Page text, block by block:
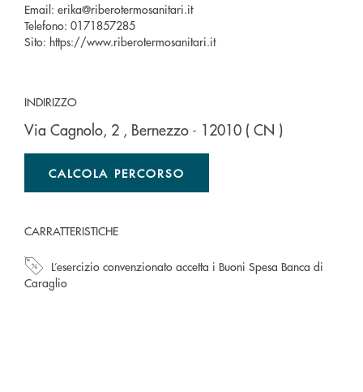
Email: erika@riberotermosanitari.it
Telefono: 0171857285
Sito: https://www.riberotermosanitari.it
INDIRIZZO
Via Cagnolo, 2 , Bernezzo - 12010 ( CN )
CALCOLA PERCORSO
CARRATTERISTICHE
L’esercizio convenzionato accetta i Buoni Spesa Banca di
Caraglio